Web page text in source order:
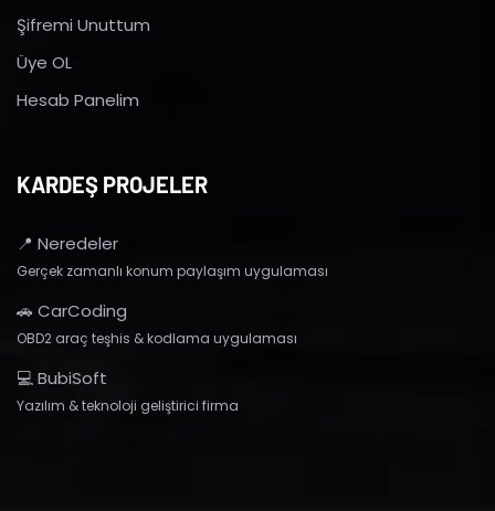
Şifremi Unuttum
Üye OL
Hesab Panelim
KARDEŞ PROJELER
📍 Neredeler
Gerçek zamanlı konum paylaşım uygulaması
🚗 CarCoding
OBD2 araç teşhis & kodlama uygulaması
💻 BubiSoft
Yazılım & teknoloji geliştirici firma